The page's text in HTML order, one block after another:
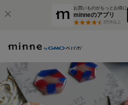
お買いものがもっとお得に
minneのアプリ
3万件以上